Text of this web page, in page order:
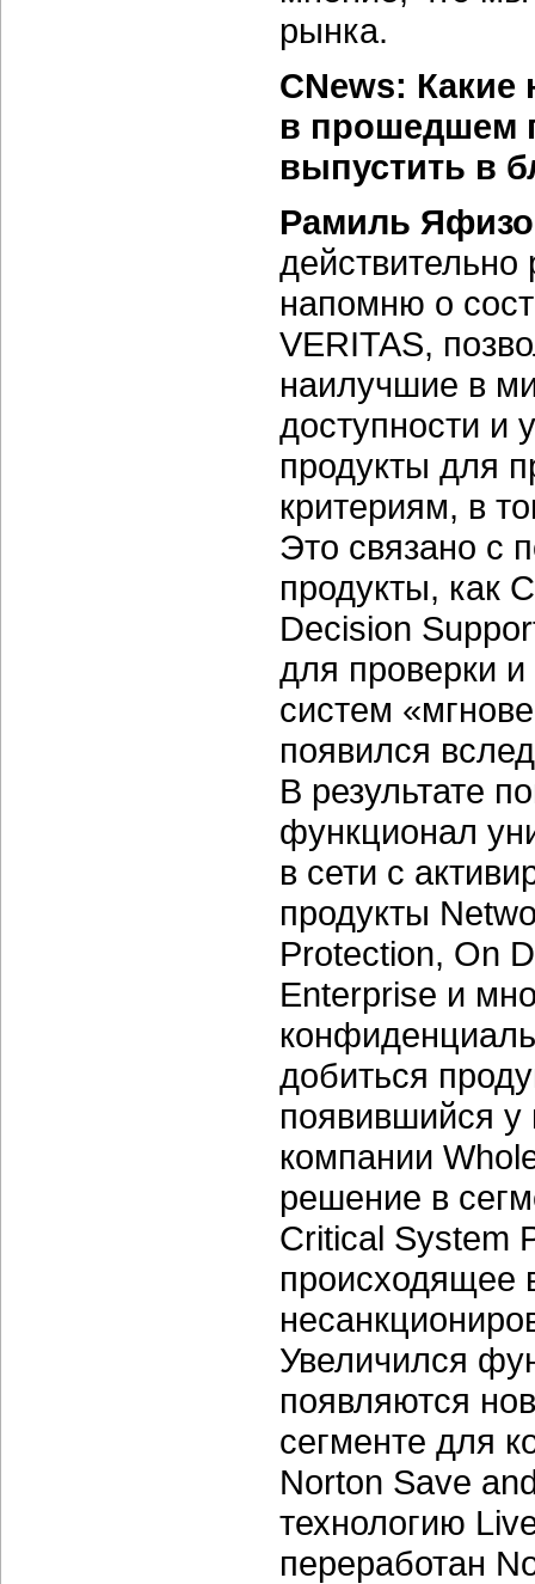
рынка.
CNews:
в прошедшем
выпустить в
Рамиль
напомню о
VERITAS,
наилучшие в
доступности и
продукты для
критериям, в
Это связано с
продукты, как
Decision
для проверки
систем
появился
В результате
функционал
в сети с
продукты
Protection, On
Enterprise и
добиться
появившийся у
компании
решение в
Critical System
происходящее
Увеличился
появляются
сегменте для
Norton Save
технологию
переработан